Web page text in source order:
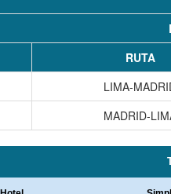
RUTA
LIMA-
MADRID-